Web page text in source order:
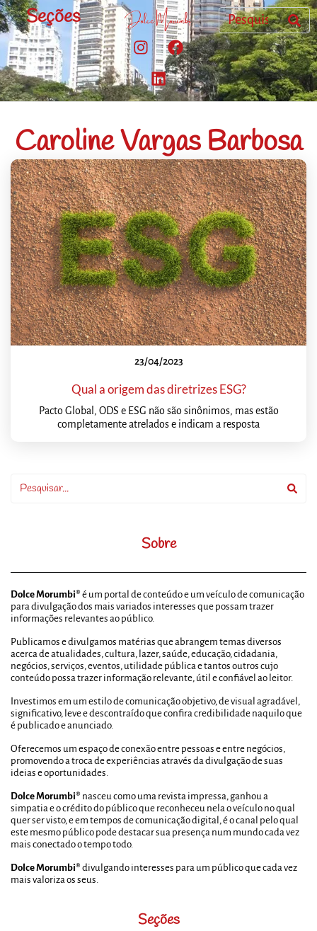
Seções
Caroline Vargas Barbosa
23/04/2023
Qual a origem das diretrizes ESG?
Pacto Global, ODS e ESG não são sinônimos, mas estão
completamente atrelados e indicam a resposta
Sobre
Dolce Morumbi® é um portal de conteúdo e um veículo de comunicação
para divulgação dos mais variados interesses que possam trazer
informações relevantes ao público.
Publicamos e divulgamos matérias que abrangem temas diversos
acerca de atualidades, cultura, lazer, saúde, educação, cidadania,
negócios, serviços, eventos, utilidade pública e tantos outros cujo
conteúdo possa trazer informação relevante, útil e confiável ao leitor.
Investimos em um estilo de comunicação objetivo, de visual agradável,
significativo, leve e descontraído que confira credibilidade naquilo que
é publicado e anunciado.
Oferecemos um espaço de conexão entre pessoas e entre negócios,
promovendo a troca de experiências através da divulgação de suas
ideias e oportunidades.
Dolce Morumbi® nasceu como uma revista impressa, ganhou a
simpatia e o crédito do público que reconheceu nela o veículo no qual
quer ser visto, e em tempos de comunicação digital, é o canal pelo qual
este mesmo público pode destacar sua presença num mundo cada vez
mais conectado o tempo todo.
Dolce Morumbi® divulgando interesses para um público que cada vez
mais valoriza os seus.
Seções